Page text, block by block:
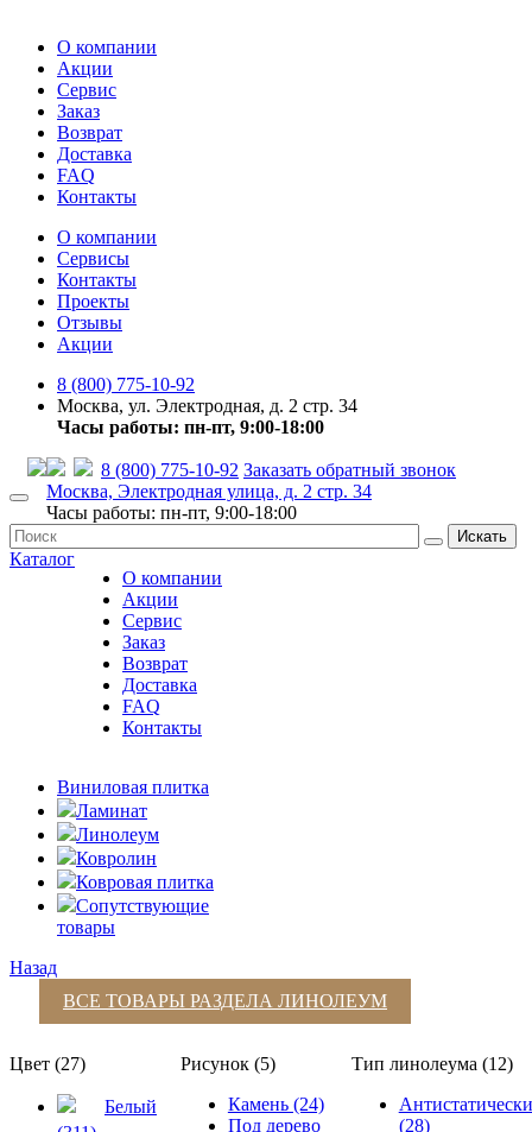
О компании
Акции
Сервис
Заказ
Возврат
Доставка
FAQ
Контакты
О компании
Сервисы
Контакты
Проекты
Отзывы
Акции
8 (800) 775-10-92
Москва, ул. Электродная, д. 2 стр. 34
Часы работы: пн-пт, 9:00-18:00
8 (800) 775-10-92 Заказать обратный звонок
Москва, Электродная улица, д. 2 стр. 34
Часы работы: пн-пт, 9:00-18:00
Искать
Каталог
О компании
Акции
Сервис
Заказ
Возврат
Доставка
FAQ
Контакты
Виниловая плитка
Ламинат
Линолеум
Ковролин
Ковровая плитка
Сопутствующие
товары
Назад
ВСЕ ТОВАРЫ РАЗДЕЛА ЛИНОЛЕУМ
Цвет (27)
Белый
Рисунок (5)
Камень (24)
Под дерево
Тип линолеума (12)
(28)